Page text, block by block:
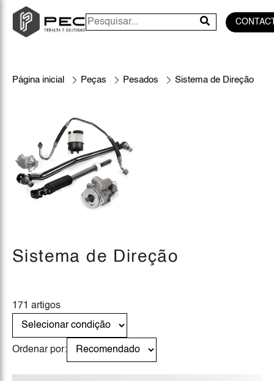
Página inicial Peças Pesados Sistema de Direção
Sistema de Direção
171 artigos
Ordenar por: